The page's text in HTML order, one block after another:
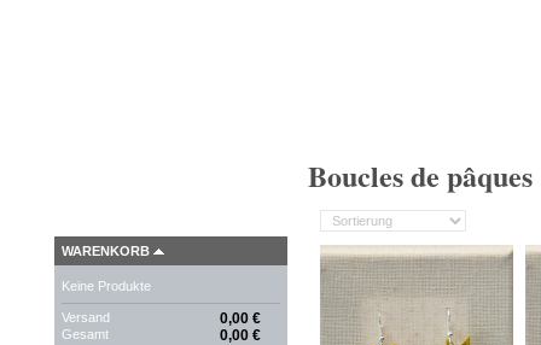
Boucles de pâques
WARENKORB
Keine Produkte
Versand 0,00 €
Gesamt 0,00 €